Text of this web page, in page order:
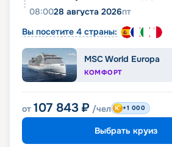
08:0028 августа 2026пт
Вы посетите 4 страны:
MSC World Europa
КОМФОРТ
от 107 843 ₽ /чел +1 000
Выбрать круиз